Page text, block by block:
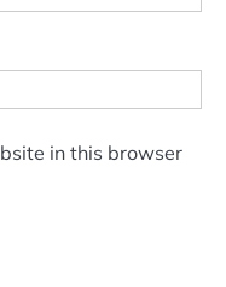
in this browser